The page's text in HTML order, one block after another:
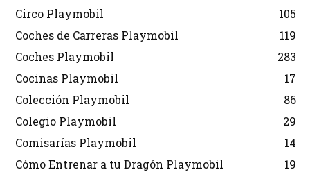
Circo Playmobil
105
Coches de Carreras Playmobil
119
Coches Playmobil
283
Cocinas Playmobil
17
Colección Playmobil
86
Colegio Playmobil
29
Comisarías Playmobil
14
Cómo Entrenar a tu Dragón Playmobil
19